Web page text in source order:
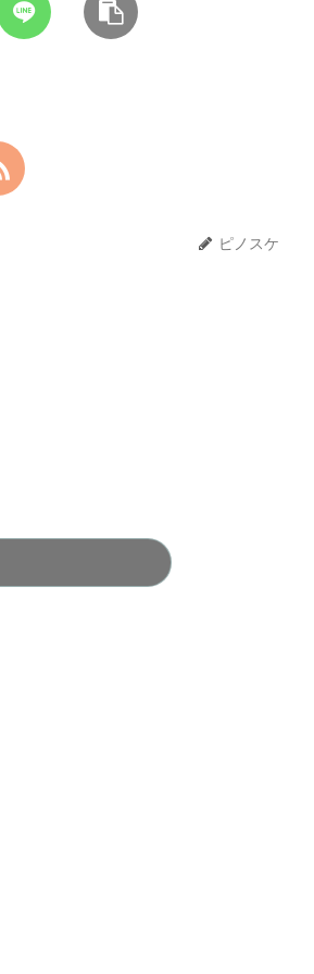
ピノスケ